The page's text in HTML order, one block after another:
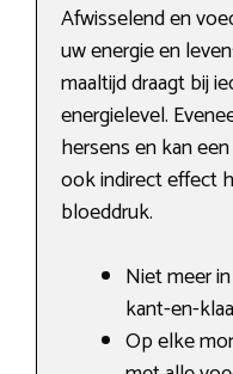
Afwisselend en
uw energie en
maaltijd draagt bij
energielevel.
hersens en kan
ook indirect effect
bloeddruk.
Niet meer
kant-en-
Op elke